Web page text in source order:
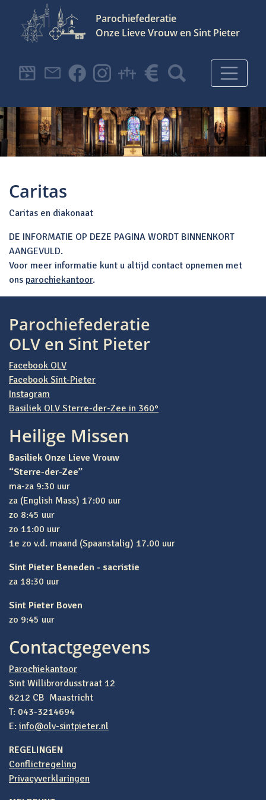
Hoofdnavigatie
Parochiefederatie
Onze Lieve Vrouw en Sint Pieter
Caritas
Caritas en diakonaat
DE INFORMATIE OP DEZE PAGINA WORDT BINNENKORT
AANGEVULD.
Voor meer informatie kunt u altijd contact opnemen met
ons parochiekantoor.
Parochiefederatie
OLV en Sint Pieter
Facebook OLV
Facebook Sint-Pieter
Instagram
Basiliek OLV Sterre-der-Zee in 360°
Heilige Missen
Basiliek Onze Lieve Vrouw
“Sterre-der-Zee”
ma-za 9:30 uur
za (English Mass) 17:00 uur
zo 8:45 uur
zo 11:00 uur
1e zo v.d. maand (Spaanstalig) 17.00 uur
Sint Pieter Beneden - sacristie
za 18:30 uur
Sint Pieter Boven
zo 9:45 uur
Contactgegevens
Parochiekantoor
Sint Willibrordusstraat 12
6212 CB Maastricht
T: 043-3214694
E: info@olv-sintpieter.nl
REGELINGEN
Conflictregeling
Privacyverklaringen